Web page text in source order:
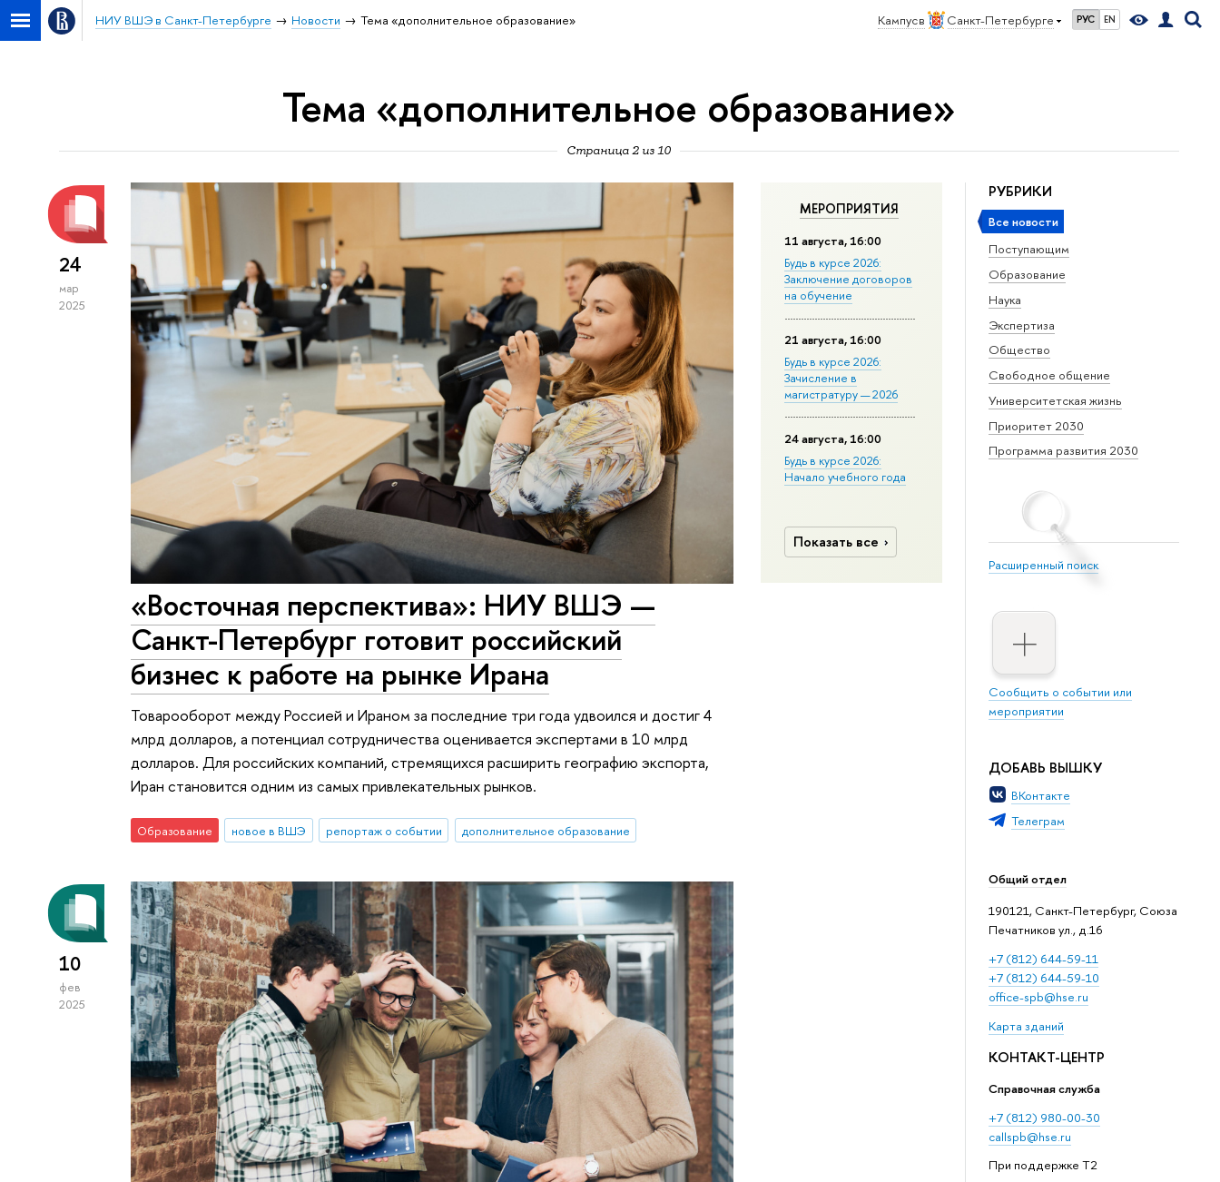
Кампус в Санкт-Петербурге РУС EN
НИУ ВШЭ в Санкт-Петербурге Новости Тема «дополнительное образование»
Тема «дополнительное образование»
Страница 2 из 10
РУБРИКИ
Все новости
Поступающим
Образование
Наука
Экспертиза
Общество
Свободное общение
Университетская жизнь
Приоритет 2030
Программа развития 2030
Расширенный поиск
Сообщить о событии или
мероприятии
ДОБАВЬ ВЫШКУ
ВКонтакте
Телеграм
Общий отдел
190121, Санкт-Петербург, Союза
Печатников ул., д.16
+7 (812) 644-59-11
+7 (812) 644-59-10
office-spb@hse.ru
Карта зданий
КОНТАКТ-ЦЕНТР
Справочная служба
+7 (812) 980-00-30
callspb@hse.ru
При поддержке T2
МЕРОПРИЯТИЯ
11 августа, 16:00
Будь в курсе 2026:
Заключение договоров
на обучение
21 августа, 16:00
Будь в курсе 2026:
Зачисление в
магистратуру — 2026
24 августа, 16:00
Будь в курсе 2026:
Начало учебного года
Показать все
24
мар
2025
«Восточная перспектива»: НИУ ВШЭ —
Санкт-Петербург готовит российский
бизнес к работе на рынке Ирана
Товарооборот между Россией и Ираном за последние три года удвоился и достиг 4
млрд долларов, а потенциал сотрудничества оценивается экспертами в 10 млрд
долларов. Для российских компаний, стремящихся расширить географию экспорта,
Иран становится одним из самых привлекательных рынков.
Образование новое в ВШЭ репортаж о событии дополнительное образование
10
фев
2025